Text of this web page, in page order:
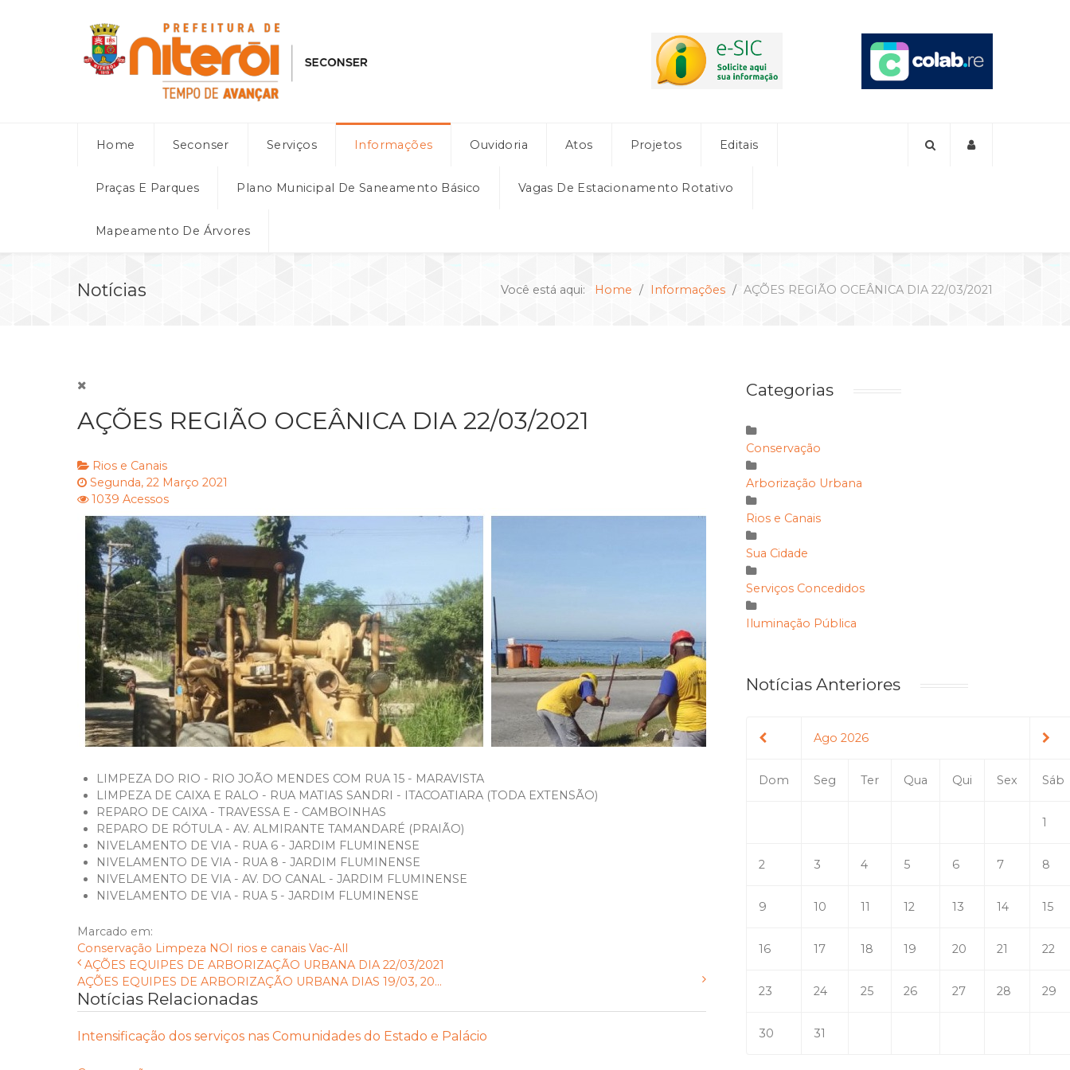
Home Seconser Serviços Informações Ouvidoria Atos Projetos Editais
Praças E Parques Plano Municipal De Saneamento Básico Vagas De Estacionamento Rotativo
Mapeamento De Árvores
Notícias Você está aqui: Home Informações AÇÕES REGIÃO OCEÂNICA DIA 22/03/2021
AÇÕES REGIÃO OCEÂNICA DIA 22/03/2021
Rios e Canais
Segunda, 22 Março 2021
1039 Acessos
LIMPEZA DO RIO - RIO JOÃO MENDES COM RUA 15 - MARAVISTA
LIMPEZA DE CAIXA E RALO - RUA MATIAS SANDRI - ITACOATIARA (TODA EXTENSÃO)
REPARO DE CAIXA - TRAVESSA E - CAMBOINHAS
REPARO DE RÓTULA - AV. ALMIRANTE TAMANDARÉ (PRAIÃO)
NIVELAMENTO DE VIA - RUA 6 - JARDIM FLUMINENSE
NIVELAMENTO DE VIA - RUA 8 - JARDIM FLUMINENSE
NIVELAMENTO DE VIA - AV. DO CANAL - JARDIM FLUMINENSE
NIVELAMENTO DE VIA - RUA 5 - JARDIM FLUMINENSE
Marcado em:
Conservação Limpeza NOI rios e canais Vac-All
AÇÕES EQUIPES DE ARBORIZAÇÃO URBANA DIA 22/03/2021
AÇÕES EQUIPES DE ARBORIZAÇÃO URBANA DIAS 19/03, 20...
Notícias Relacionadas
Intensificação dos serviços nas Comunidades do Estado e Palácio
Categorias
Conservação
Arborização Urbana
Rios e Canais
Sua Cidade
Serviços Concedidos
Iluminação Pública
Notícias Anteriores
Ago 2026
Dom Seg Ter Qua Qui Sex Sáb
1
2 3 4 5 6 7 8
9 10 11 12 13 14 15
16 17 18 19 20 21 22
23 24 25 26 27 28 29
30 31